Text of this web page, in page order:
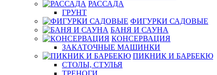
РАССАДА
ГРУНТ
ФИГУРКИ САДОВЫЕ
БАНЯ И САУНА
КОНСЕРВАЦИЯ
ЗАКАТОЧНЫЕ МАШИНКИ
ПИКНИК И БАРБЕКЮ
СТОЛЫ, СТУЛЬЯ
ТРЕНОГИ